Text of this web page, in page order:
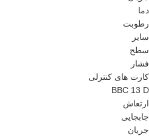
دما
رطوبت
سایر
سطح
فشار
کارت های کنترلی
BBC 13 D
ارتعاش
جابجایی
جریان